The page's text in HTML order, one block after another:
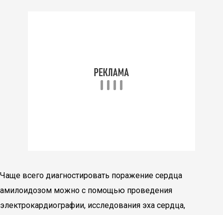
Чаще всего диагностировать поражение сердца
амилоидозом можно с помощью проведения
электрокардиографии, исследования эха сердца,